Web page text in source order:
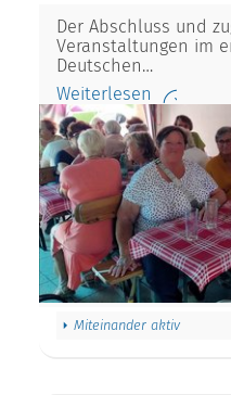
Der Abschluss und
Veranstaltungen im
Deutschen…
Weiterlesen
Miteinander aktiv